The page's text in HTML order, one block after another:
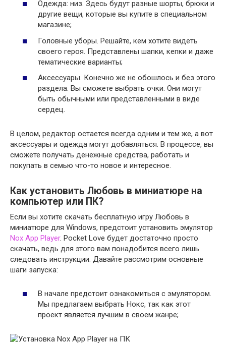
Одежда: низ. Здесь будут разные шорты, брюки и
другие вещи, которые вы купите в специальном
магазине;
Головные уборы. Решайте, кем хотите видеть
своего героя. Представлены шапки, кепки и даже
тематические варианты;
Аксессуары. Конечно же не обошлось и без этого
раздела. Вы сможете выбрать очки. Они могут
быть обычными или представленными в виде
сердец.
В целом, редактор остается всегда одним и тем же, а вот
аксессуары и одежда могут добавляться. В процессе, вы
сможете получать денежные средства, работать и
покупать в семью что-то новое и интересное.
Как установить Любовь в миниатюре на
компьютер или ПК?
Если вы хотите скачать бесплатную игру Любовь в
миниатюре для Windows, предстоит установить эмулятор
Nox App Player. Pocket Love будет достаточно просто
скачать, ведь для этого вам понадобится всего лишь
следовать инструкции. Давайте рассмотрим основные
шаги запуска:
В начале предстоит ознакомиться с эмулятором.
Мы предлагаем выбрать Нокс, так как этот
проект является лучшим в своем жанре;